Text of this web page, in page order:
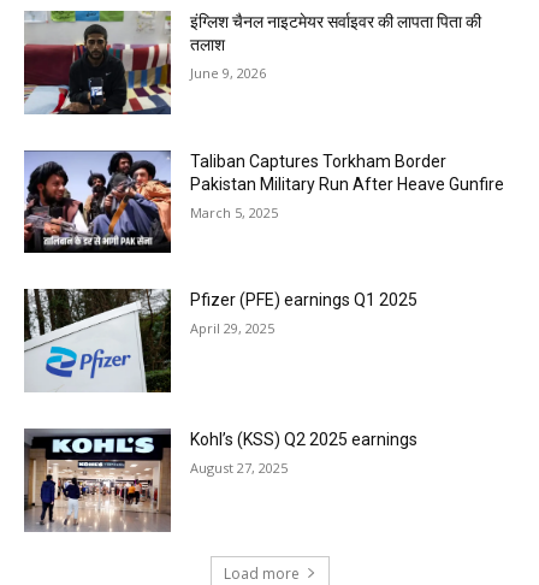
इंग्लिश चैनल नाइटमेयर सर्वाइवर की लापता पिता की
तलाश
June 9, 2026
Taliban Captures Torkham Border
Pakistan Military Run After Heave Gunfire
March 5, 2025
Pfizer (PFE) earnings Q1 2025
April 29, 2025
Kohl’s (KSS) Q2 2025 earnings
August 27, 2025
Load more